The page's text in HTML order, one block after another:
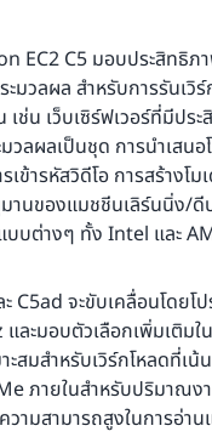
EC2 C5 มอบประสิทธิภ
มวลผล สำหรับการรันเวิ
ช่น เว็บเซิร์ฟเวอร์ที่มีปร
วลผลเป็นชุด การนำเสน
ข้ารหัสวิดีโอ การสร้างโ
มานของแมชชีนเลิร์นนิ่ง/
บบต่างๆ ทั้ง Intel และ
C5ad จะขับเคลื่อนโดยโ
ละมอบตัวเลือกเพิ่มเติม
ะสมสำหรับเวิร์กโหลดที่
ภายในสำหรับปริมาณง
ามสามารถสูงในการอ่า